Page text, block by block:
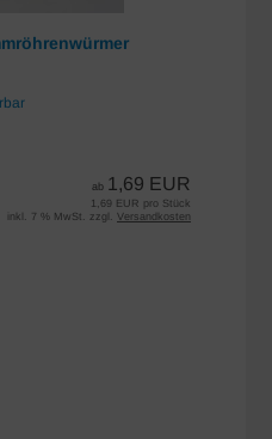
ab 1,69 EUR
1,69 EUR pro Stück
inkl. 7 % MwSt. zzgl. Versandkosten